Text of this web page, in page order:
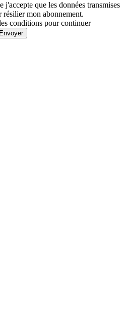
j'accepte que les données transmises
résilier mon abonnement.
conditions pour continuer
Envoyer